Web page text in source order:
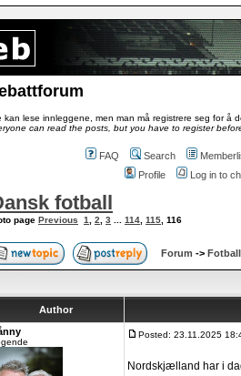
kan lese innleggene, men man må registrere seg for å
can read the posts, but you have to register
FAQ Search
Profile
Log in to
fotball
page Previous 1 2 3 114 115 116
Forum ->
Author
Posted: 23.11.2025
Nordskjælland har i